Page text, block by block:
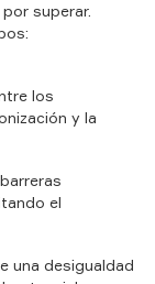
superar.
los
y la
el
una desigualdad